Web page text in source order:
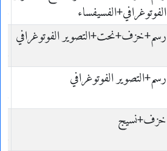
الفوتوغرافي+الفسيفساء
رسم+خزف+نحت+التصوير الفوتوغرافي
رسم+التصوير الفوتوغرافي
خزف+نسيج